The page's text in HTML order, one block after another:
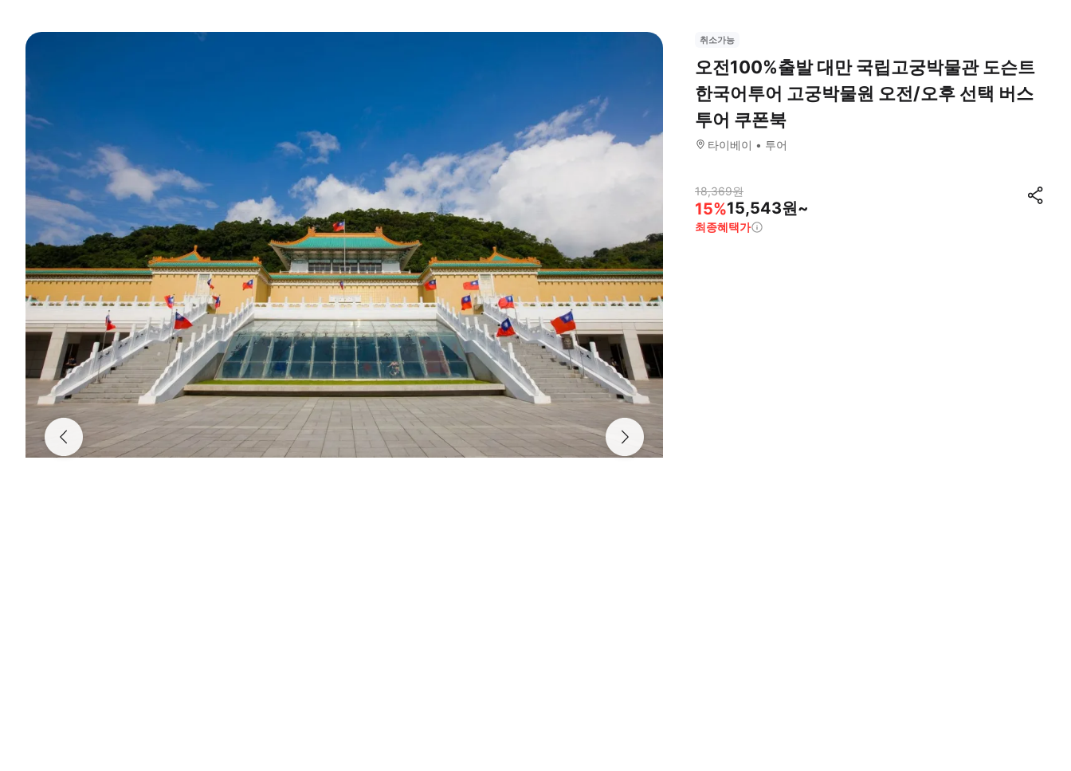
취소가능
오전100%출발 대만 국립고궁박물관 도슨트
한국어투어 고궁박물원 오전/오후 선택 버스
투어 쿠폰북
타이베이 투어
18,369원
15%15,543원~
최종혜택가